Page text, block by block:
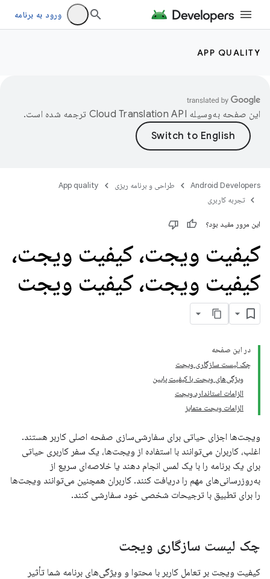
ورود به برنامه
APP QUALITY
این صفحه به‌وسیله ترجمه شده است.
Android Developers طراحی و برنامه ریزی
App quality
تجربه کاربری
این مرور مفید بود؟
کیفیت ویجت، کیفیت ویجت،
کیفیت ویجت، کیفیت ویجت
در این صفحه
چک لیست سازگاری ویجت
ویژگی‌های ویجت با کیفیت پایین
الزامات استاندارد ویجت
الزامات ویجت متمایز
ویجت‌ها اجزای حیاتی برای سفارشی‌سازی صفحه اصلی کاربر هستند.
اغلب، کاربران می‌توانند با استفاده از ویجت‌ها، یک سفر کاربری حیاتی
برای یک برنامه را با یک لمس انجام دهند یا خلاصه‌ای سریع از
به‌روزرسانی‌های مهم را دریافت کنند. کاربران همچنین می‌توانند ویجت‌ها
را برای تطبیق با ترجیحات شخصی خود سفارشی کنند.
چک لیست سازگاری ویجت
کیفیت ویجت بر تعامل کاربر با محتوا و ویژگی‌های برنامه شما تأثیر